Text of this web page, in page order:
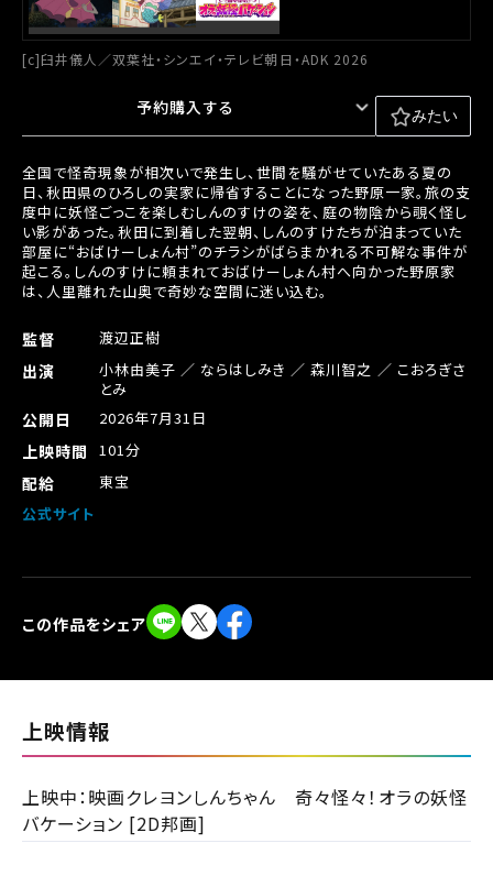
閉じる
チケット購入
チケットの購入は下記リンクより、ご覧になりたい作品を選
択しご購入ください。
都道府県から選ぶ
[c]臼井儀人／双葉社・シンエイ・テレビ朝日・ADK 2026
予約購入する みたい
全国で怪奇現象が相次いで発生し、世間を騒がせていたある夏の
日、秋田県のひろしの実家に帰省することになった野原一家。旅の支
度中に妖怪ごっこを楽しむしんのすけの姿を、庭の物陰から覗く怪し
い影があった。秋田に到着した翌朝、しんのすけたちが泊まっていた
部屋に“おばけーしょん村”のチラシがばらまかれる不可解な事件が
起こる。しんのすけに頼まれておばけーしょん村へ向かった野原家
は、人里離れた山奥で奇妙な空間に迷い込む。
監督 渡辺正樹
出演
小林由美子 ／ ならはしみき ／ 森川智之 ／ こおろぎさ
とみ
公開日 2026年7月31日
上映時間 101分
配給
東宝
公式サイト
この作品をシェア
上映情報
上映中：映画クレヨンしんちゃん 奇々怪々！オラの妖怪
バケーション [2D邦画]